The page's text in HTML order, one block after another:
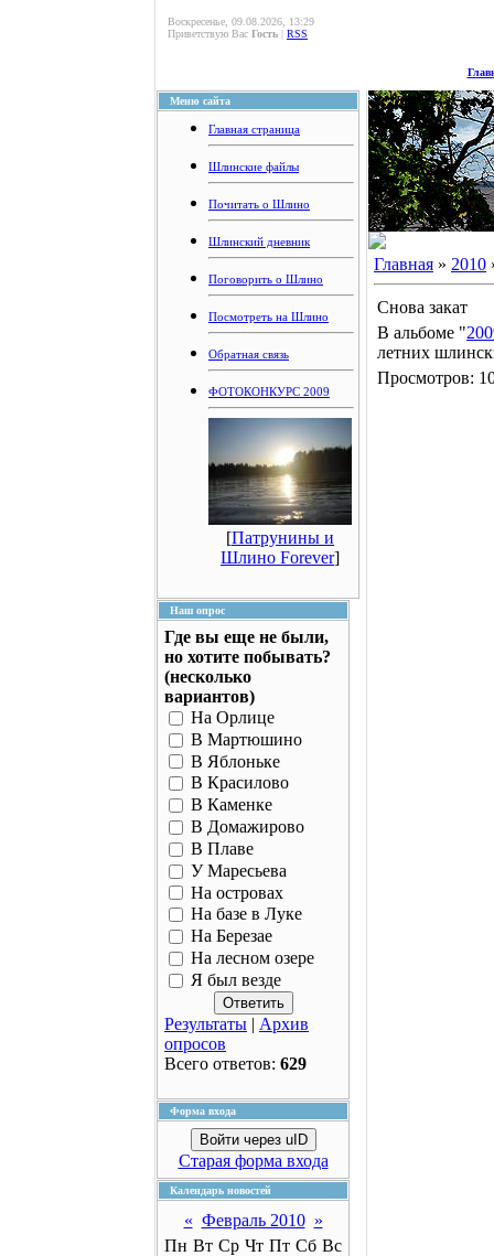
Воскресенье, 09.08.2026, 13:29
Приветствую Вас Гость | RSS
Меню сайта
Главная страница
Шлинские файлы
Почитать о Шлино
Шлинский дневник
Поговорить о Шлино
Посмотреть на Шлино
Обратная связь
ФОТОКОНКУРС 2009
[Патрунины и
Шлино Forever]
Наш опрос
Где вы еще не были,
но хотите побывать?
(несколько
вариантов)
На Орлице
В Мартюшино
В Яблоньке
В Красилово
В Каменке
В Домажирово
В Плаве
У Маресьева
На островах
На базе в Луке
На Березае
На лесном озере
Я был везде
Результаты | Архив
опросов
Всего ответов: 629
Форма входа
Войти через uID
Старая форма входа
Календарь новостей
« Февраль 2010 »
Пн Вт Ср Чт Пт Сб Вс
Главная » 2010
Снова закат
В альбоме "
летних
Просмотров: